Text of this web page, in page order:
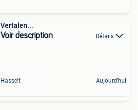
Vertalen...
Voir description Détails
Hasselt Aujourd'hui